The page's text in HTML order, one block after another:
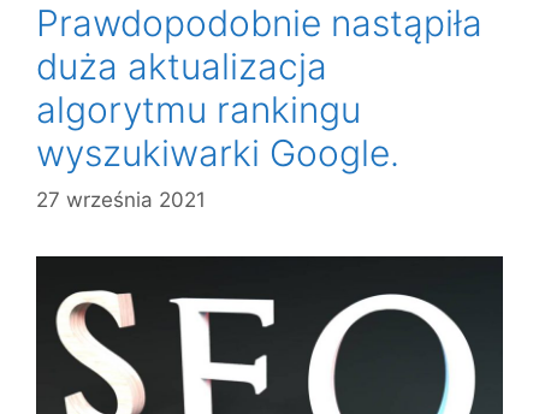
Prawdopodobnie nastąpiła
duża aktualizacja
algorytmu rankingu
wyszukiwarki Google.
27 września 2021